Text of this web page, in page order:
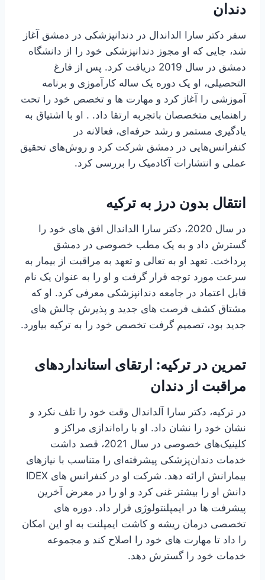
دندان
سفر دکتر سارا الداندال در دندانپزشکی در دمشق آغاز
شد، جایی که او مجوز دندانپزشکی خود را از دانشگاه
دمشق در سال 2019 دریافت کرد. پس از فارغ
التحصیلی، او یک دوره یک ساله کارآموزی و برنامه
آموزشی را آغاز کرد و مهارت ها و تخصص خود را تحت
راهنمایی متخصصان باتجربه ارتقا داد. . او با اشتیاق به
یادگیری مستمر و رشد حرفه‌ای، فعالانه در
کنفرانس‌هایی در دمشق شرکت کرد و روش‌های تحقیق
عملی و انتشارات آکادمیک را بررسی کرد.
انتقال بدون درز به ترکیه
در سال 2020، دکتر سارا الداندال افق های خود را
گسترش داد و به یک مطب خصوصی در دمشق
پرداخت. تعهد او به تعالی و تعهد به مراقبت از بیمار به
سرعت مورد توجه قرار گرفت و او را به عنوان یک نام
قابل اعتماد در جامعه دندانپزشکی معرفی کرد. او که
مشتاق کشف فرصت های جدید و پذیرش چالش های
جدید بود، تصمیم گرفت تخصص خود را به ترکیه بیاورد.
تمرین در ترکیه: ارتقای استانداردهای
مراقبت از دندان
در ترکیه، دکتر سارا آلداندال وقت خود را تلف نکرد و
نشان خود را نشان داد. او با راه‌اندازی مراکز و
کلینیک‌های خصوصی در سال 2021، قصد داشت
خدمات دندان‌پزشکی پیشرفته‌ای را متناسب با نیازهای
بیمارانش ارائه دهد. شرکت او در کنفرانس های IDEX
دانش او را بیشتر غنی کرد و او را در معرض آخرین
پیشرفت ها در ایمپلنتولوژی قرار داد. دوره های
تخصصی درمان ریشه و کاشت ایمپلنت به او این امکان
را داد تا مهارت های خود را اصلاح کند و مجموعه
خدمات خود را گسترش دهد.